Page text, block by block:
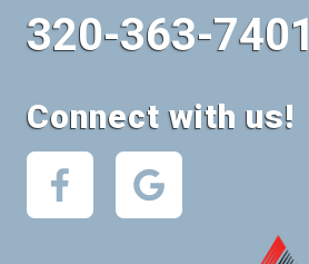
320-363-7401
Connect with us!